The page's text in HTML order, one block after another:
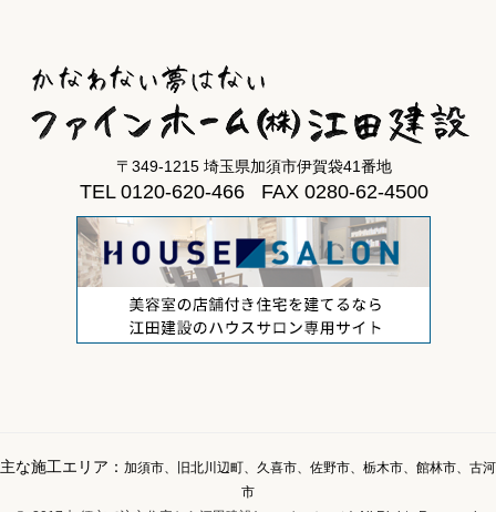
〒349-1215 埼玉県加須市伊賀袋41番地
TEL 0120-620-466 FAX 0280-62-4500
主な施工エリア： 加須市、旧北川辺町、久喜市、佐野市、栃木市、館林市、古河
市